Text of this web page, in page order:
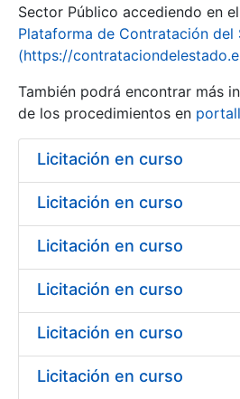
Show/Hide
Sector Público accediendo en
Plataforma de Contratación del
(https://
También podrá encontrar más
de los procedimientos en
Licitación en curso
Licitación en curso
Licitación en curso
Licitación en curso
Licitación en curso
Licitación en curso